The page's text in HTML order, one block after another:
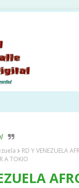
RD Y VENEZUELA
A TOKIO